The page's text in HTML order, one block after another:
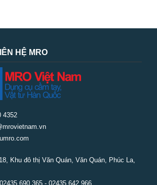
HỆ MRO
4352
Khu đô thị Văn Quán, Văn Quán, Phúc La,
690 365 - 02435 642 966